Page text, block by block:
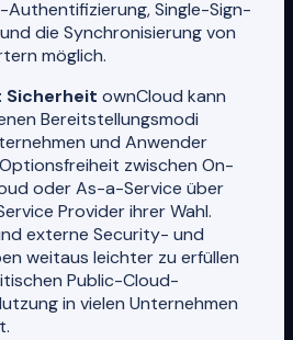
Single-Sign-
die Synchronisierung von
möglich.
ownCloud kann
Bereitstellungsmodi
und Anwender
zwischen On-
oder As-a-Service über
Provider ihrer Wahl.
externe Security- und
weitaus leichter zu erfüllen
Public-Cloud-
in vielen Unternehmen